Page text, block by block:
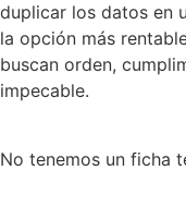
duplicar los datos en
la opción más
buscan orden,
impecable.
No tenemos un ficha